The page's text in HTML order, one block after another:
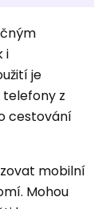
i
je
z
cestování
mobilní
Mohou